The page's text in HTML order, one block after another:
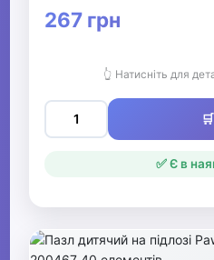
267 грн
👆 Натисніть для
✅ Є в